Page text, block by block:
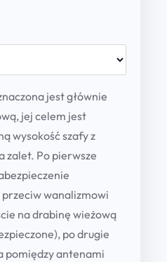
jest głównie
jej celem jest
wysokość szafy z
zalet. Po pierwsze
wanalizmowi
na drabinę wieżową
po drugie
pomiędzy antenami